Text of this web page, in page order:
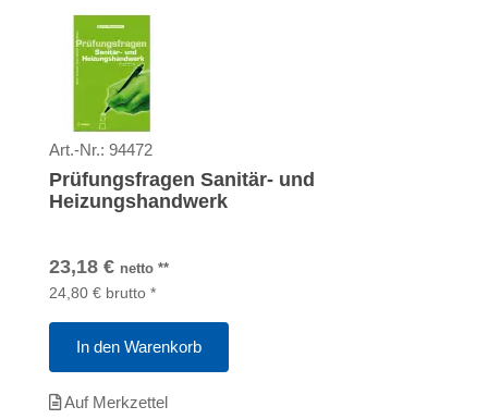
Art.-Nr.: 94472
Prüfungsfragen Sanitär- und
Heizungshandwerk
23,18 € netto **
24,80 € brutto *
In den Warenkorb
Auf Merkzettel